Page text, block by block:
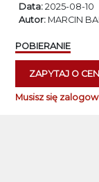
Data: 2025-08-10
Autor: MARCIN
POBIERANIE
ZAPYTAJ O
Musisz się